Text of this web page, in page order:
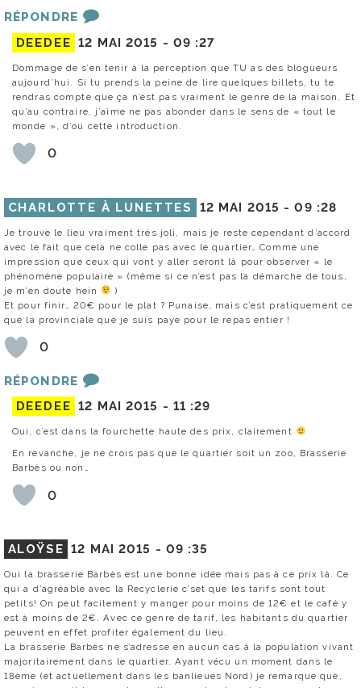
RÉPONDRE
DEEDEE 12 MAI 2015 - 09 :27
Dommage de s’en tenir à la perception que TU as des blogueurs
aujourd’hui. Si tu prends la peine de lire quelques billets, tu te
rendras compte que ça n’est pas vraiment le genre de la maison. Et
qu’au contraire, j’aime ne pas abonder dans le sens de « tout le
monde », d’où cette introduction.
0
CHARLOTTE À LUNETTES 12 MAI 2015 -09 :28
Je trouve le lieu vraiment très joli, mais je reste cependant d’accord
avec le fait que cela ne colle pas avec le quartier… Comme une
impression que ceux qui vont y aller seront là pour observer « le
phénomène populaire » (même si ce n’est pas la démarche de tous,
je m’en doute hein
)
Et pour finir… 20€ pour le plat ? Punaise, mais c’est pratiquement ce
que la provinciale que je suis paye pour le repas entier !
0
RÉPONDRE
DEEDEE 12 MAI 2015 - 11 :29
Oui, c’est dans la fourchette haute des prix, clairement
En revanche, je ne crois pas que le quartier soit un zoo, Brasserie
Barbès ou non…
0
ALOŸSE 12 MAI 2015 - 09 :35
Oui la brasserie Barbès est une bonne idée mais pas à ce prix là. Ce
qui a d’agréable avec la Recyclerie c’set que les tarifs sont tout
petits! On peut facilement y manger pour moins de 12€ et le café y
est à moins de 2€. Avec ce genre de tarif, les habitants du quartier
peuvent en effet profiter également du lieu.
La brasserie Barbès ne s’adresse en aucun cas à la population vivant
majoritairement dans le quartier. Ayant vécu un moment dans le
18ème (et actuellement dans les banlieues Nord) je remarque que,